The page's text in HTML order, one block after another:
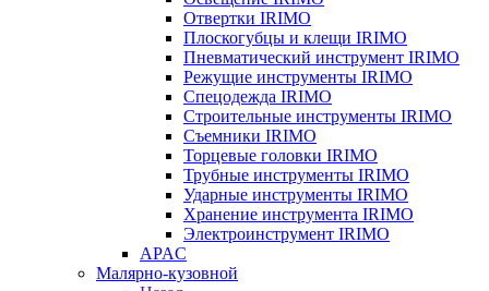
Отвертки IRIMO
Плоскогубцы и клещи IRIMO
Пневматический инструмент IRIMO
Режущие инструменты IRIMO
Спецодежда IRIMO
Строительные инструменты IRIMO
Съемники IRIMO
Торцевые головки IRIMO
Трубные инструменты IRIMO
Ударные инструменты IRIMO
Хранение инструмента IRIMO
Электроинструмент IRIMO
APAC
Малярно-кузовной